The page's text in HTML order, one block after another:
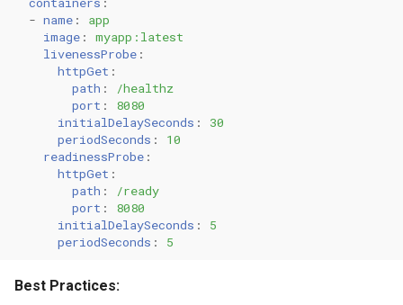
- name :
app
image :
myapp:latest
livenessProbe :
httpGet :
path :
/healthz
port :
8080
initialDelaySeconds :
30
periodSeconds :
10
readinessProbe :
httpGet :
path :
/ready
port :
8080
initialDelaySeconds :
5
periodSeconds : 5
Best Practices: